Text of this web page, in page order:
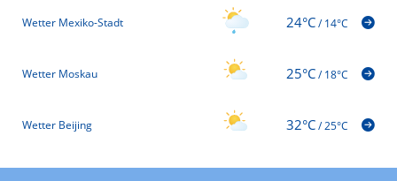
Wetter Mexiko-Stadt 24°C/14°C
Wetter Moskau 25°C/18°C
Wetter Beijing 32°C/25°C